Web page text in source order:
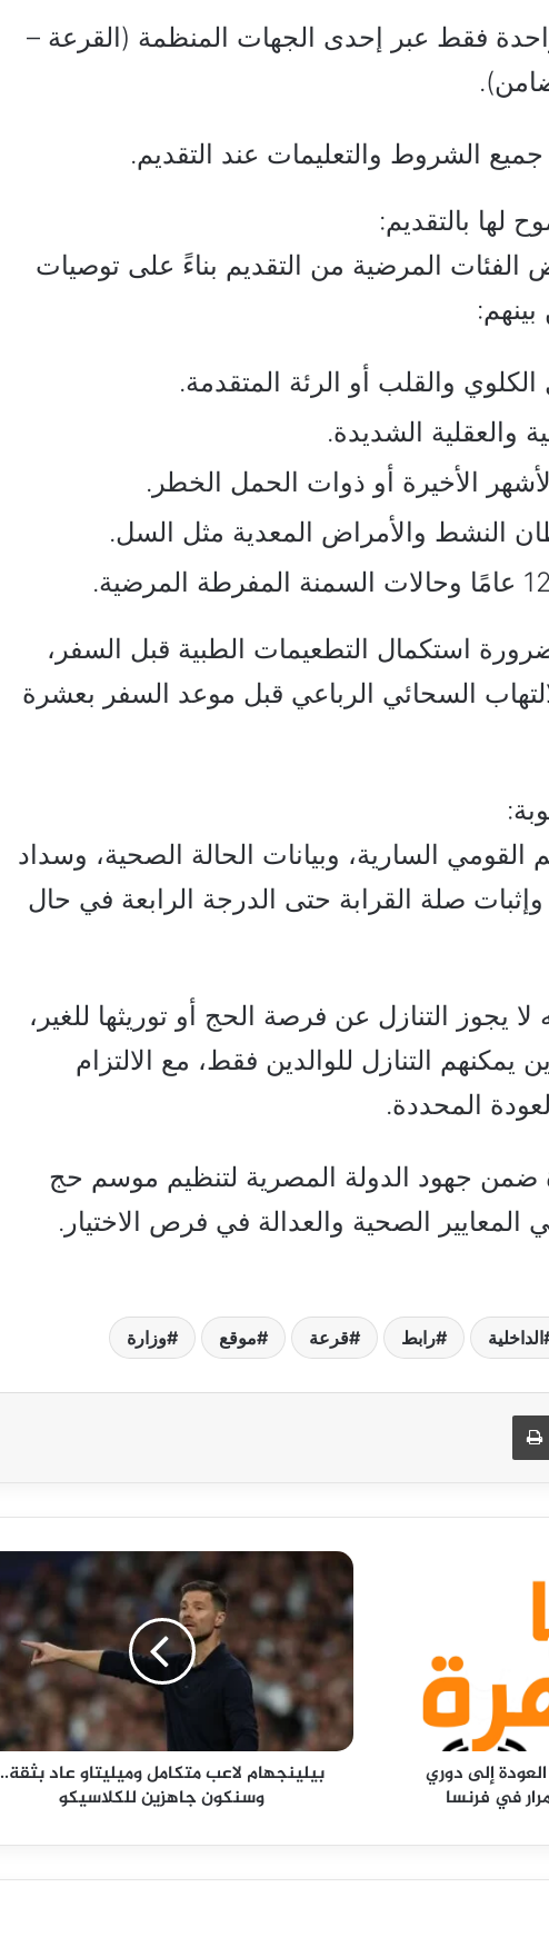
فقط عبر إحدى الجهات المنظمة (القرعة –
الشروط والتعليمات عند التقديم.
لها بالتقديم:
الفئات المرضية من التقديم بناءً على توصيات
والقلب أو الرئة المتقدمة.
والعقلية الشديدة.
الأخيرة أو ذوات الحمل الخطر.
النشط والأمراض المعدية مثل السل.
استكمال التطعيمات الطبية قبل السفر،
السحائي الرباعي قبل موعد السفر بعشرة
السارية، وبيانات الحالة الصحية، وسداد
صلة القرابة حتى الدرجة الرابعة في حال
لا يجوز التنازل عن فرصة الحج أو توريثها للغير،
يمكنهم التنازل للوالدين فقط، مع الالتزام
المحددة.
ضمن جهود الدولة المصرية لتنظيم موسم حج
الصحية والعدالة في فرص الاختيار.
الداخلية رابط قرعة موقع وزارة
البريد طباعة
إلى دوري
في فرنسا
بيلينجهام
لاعب
متكامل
وميليتاو
عاد
بثقة..
وسنكون
جاهزين
للكلاسيكو
بيلينجهام لاعب متكامل وميليتاو عاد بثقة..
وسنكون جاهزين للكلاسيكو